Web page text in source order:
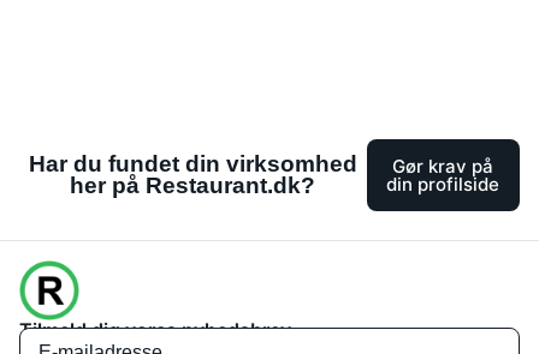
Har du fundet din virksomhed
her på Restaurant.dk?
Gør krav på
din profilside
Tilmeld dig vores nyhedsbrev